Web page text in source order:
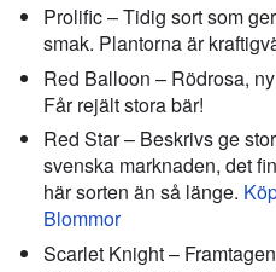
Prolific – Tidig sort som
smak. Plantorna är
Red Balloon – Rödrosa,
Får rejält stora bär!
Red Star – Beskrivs ge
svenska marknaden, det
här sorten än så länge.
Blommor
Scarlet Knight –